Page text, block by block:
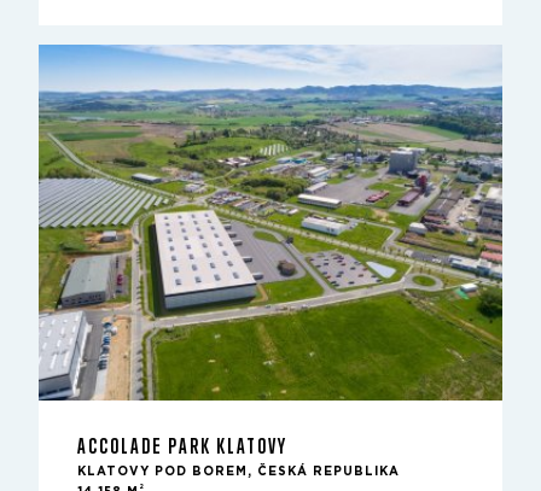
ACCOLADE PARK KLATOVY
KLATOVY POD BOREM, ČESKÁ REPUBLIKA
2